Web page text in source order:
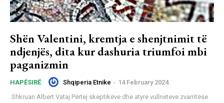
Shën Valentini, kremtja e shenjtnimit të
ndjenjës, dita kur dashuria triumfoi mbi
paganizmin
HAPËSIRË Shqiperia Etnike - 14 February 2024
Shkruan Albert Vataj Përtej skeptikëve dhe atyre vullneteve zvarritëse